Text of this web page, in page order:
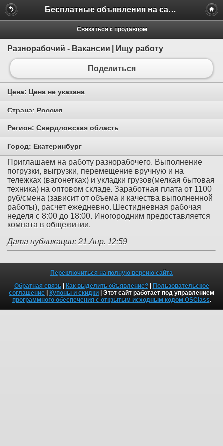
Бесплатные объявления на сайте MILAMO.ru
Связаться с продавцом
Разнорабочий - Вакансии | Ищу работу
Поделиться
Цена: Цена не указана
Страна: Россия
Регион: Свердловская область
Город: Екатеринбург
Приглашаем на работу разнорабочего. Выполнение
погрузки, выгрузки, перемещение вручную и на
тележках (вагонетках) и укладки грузов(мелкая бытовая
техника) на оптовом складе. Заработная плата от 1100
руб/смена (зависит от объема и качества выполненной
работы), расчет ежедневно. Шестидневная рабочая
неделя с 8:00 до 18:00. Иногородним предоставляется
комната в общежитии.
Дата публикации: 21.Апр. 12:59
Переключиться на полную версию сайта
Обратная связь| Как выделить объявление?| Пользовательское
соглашение | Купоны и скидки | Этот сайт работает под управлением
программного обеспечения с открытым исходным кодом OSClass.